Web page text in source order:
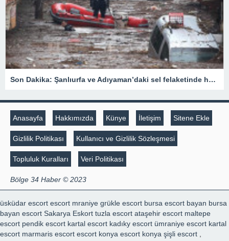
Son Dakika: Şanlıurfa ve Adıyaman’daki sel felaketinde hayatını kaybedenlerin sayısı 15’e yükseldi
Anasayfa Hakkımızda Künye İletişim Sitene Ekle
Gizlilik Politikası Kullanıcı ve Gizlilik Sözleşmesi
Topluluk Kuralları Veri Politikası
Bölge 34 Haber © 2023
üsküdar escort escort mraniye grükle escort bursa escort bayan bursa
bayan escort Sakarya Eskort tuzla escort ataşehir escort maltepe
escort pendik escort kartal escort kadıky escort ümraniye escort kartal
escort marmaris escort escort konya escort konya şişli escort